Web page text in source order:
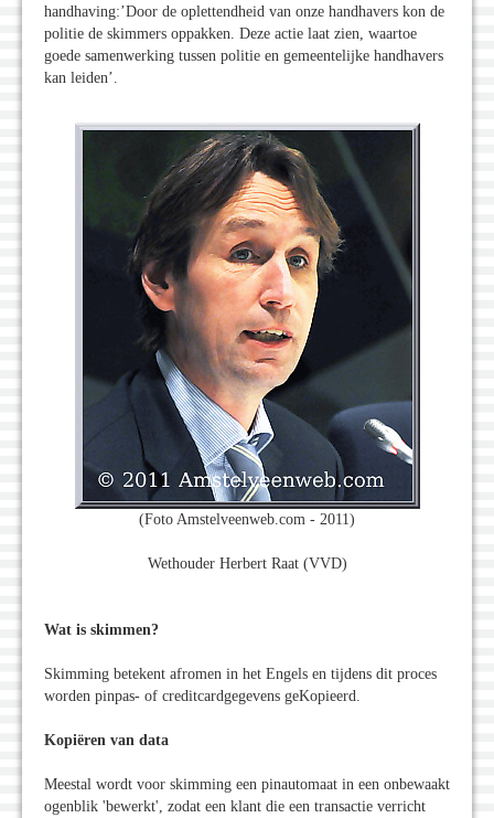
handhaving:’Door de oplettendheid van onze handhavers kon de
politie de skimmers oppakken. Deze actie laat zien, waartoe
goede samenwerking tussen politie en gemeentelijke handhavers
kan leiden’.
(Foto Amstelveenweb.com - 2011)
Wethouder Herbert Raat (VVD)
Wat is skimmen?
Skimming betekent afromen in het Engels en tijdens dit proces
worden pinpas- of creditcardgegevens geKopieerd.
Kopiëren van data
Meestal wordt voor skimming een pinautomaat in een onbewaakt
ogenblik 'bewerkt', zodat een klant die een transactie verricht